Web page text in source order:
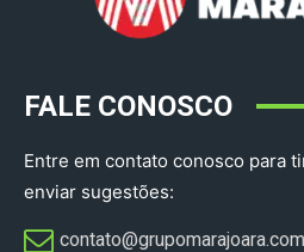
FALE CONOSCO
Entre em contato conosco para
enviar sugestões: